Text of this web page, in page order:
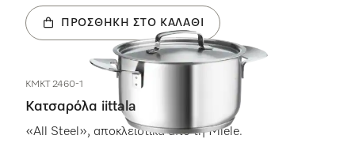
ΠΡΟΣΘΉΚΗ ΣΤΟ ΚΑΛΆΘΙ
KMKT 2460-1
Κατσαρόλα iittala
«All Steel», αποκλειστικά από τη Miele.